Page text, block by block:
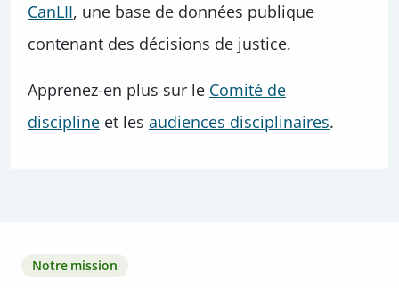
CanLII, une base de données publique
contenant des décisions de justice.
Apprenez-en plus sur le Comité de
discipline et les audiences disciplinaires.
Notre mission